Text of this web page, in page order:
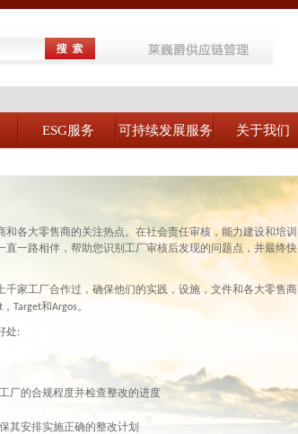
ESG服务 可持续发展服务 关于我们
和各大零售商的关注热点。在社会责任审核，能力建设和培训
直一路相伴，帮助您识别工厂审核后发现的问题点，并最终快
千家工厂合作过，确保他们的实践，设施，文件和各大零售商
， Target和Argos。
处:
厂的合规程度并检查整改的进度
其安排实施正确的整改计划